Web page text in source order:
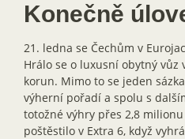
Konečně
21. ledna se Čechům v
Hrálo se o luxusní obytný vůz
korun. Mimo to se jeden
výherní pořadí a spolu s
totožné výhry přes 2,8
poštěstilo v Extra 6, když